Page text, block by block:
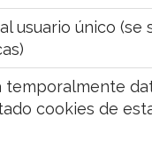
usuario único
temporalmente
cookies de